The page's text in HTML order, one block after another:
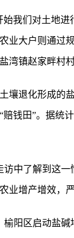
我们对土地
业大户则通过
湾镇赵家畔村
壤退化形成的
钱田”。据统
中了解到这
业增产增效，严
阳区启动盐